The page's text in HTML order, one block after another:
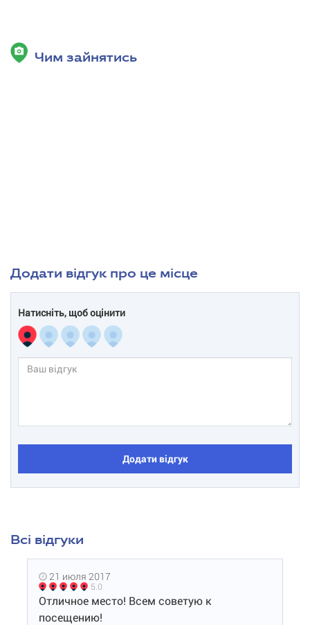
Чим зайнятись
Додати відгук про це місце
Натисніть, щоб оцінити
Додати відгук
Всі відгуки
21 июля 2017
5.0
Отличное место! Всем советую к
посещению!